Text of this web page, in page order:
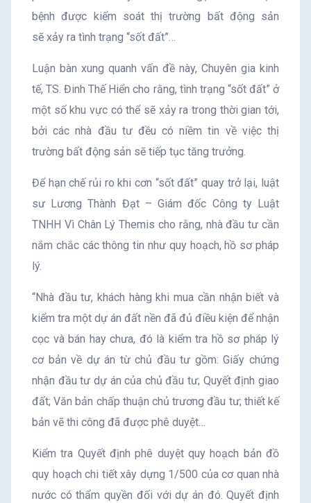
bệnh được kiểm soát thị trường bất động sản
sẽ xảy ra tình trạng “sốt đất”…
Luận bàn xung quanh vấn đề này, Chuyên gia kinh
tế, TS. Đinh Thế Hiển cho rằng, tình trạng “sốt đất” ở
một số khu vực có thể sẽ xảy ra trong thời gian tới,
bởi các nhà đầu tư đều có niềm tin về việc thị
trường bất động sản sẽ tiếp tục tăng trưởng.
Để hạn chế rủi ro khi cơn “sốt đất” quay trở lại, luật
sư Lương Thành Đạt – Giám đốc Công ty Luật
TNHH Vì Chân Lý Themis cho rằng, nhà đầu tư cần
nắm chắc các thông tin như quy hoạch, hồ sơ pháp
lý.
“Nhà đầu tư, khách hàng khi mua cần nhận biết và
kiểm tra một dự án đất nền đã đủ điều kiện để nhận
cọc và bán hay chưa, đó là kiểm tra hồ sơ pháp lý
cơ bản về dự án từ chủ đầu tư gồm: Giấy chứng
nhận đầu tư dự án của chủ đầu tư; Quyết định giao
đất; Văn bản chấp thuận chủ trương đầu tư; thiết kế
bản vẽ thi công đã được phê duyệt…
Kiểm tra Quyết định phê duyệt quy hoạch bản đồ
quy hoạch chi tiết xây dựng 1/500 của cơ quan nhà
nước có thẩm quyền đối với dự án đó. Quyết định